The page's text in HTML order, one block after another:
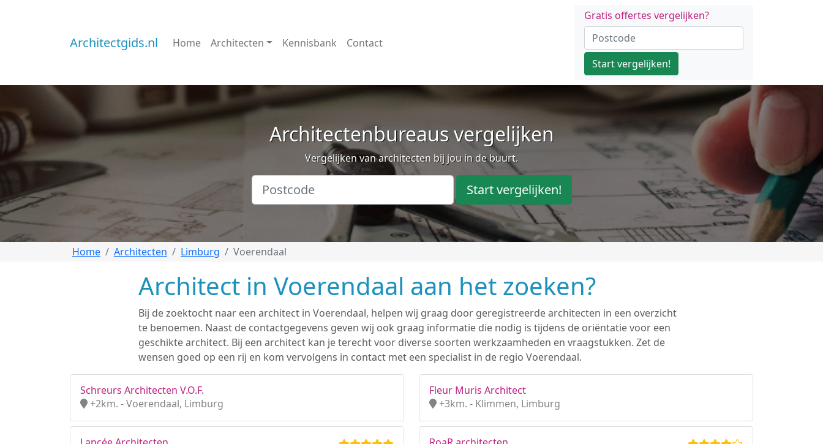
Architectgids.nl Home Architecten Kennisbank Contact
Gratis offertes vergelijken?
Start vergelijken!
Architectenbureaus vergelijken
Vergelijken van architecten bij jou in de buurt.
Start vergelijken!
Home Architecten Limburg Voerendaal
Architect in Voerendaal aan het zoeken?
Bij de zoektocht naar een architect in Voerendaal, helpen wij graag door geregistreerde architecten in een overzicht
te benoemen. Naast de contactgegevens geven wij ook graag informatie die nodig is tijdens de oriëntatie voor een
geschikte architect. Bij een architect kan je terecht voor diverse soorten werkzaamheden en vraagstukken. Zet de
wensen goed op een rij en kom vervolgens in contact met een specialist in de regio Voerendaal.
Schreurs Architecten V.O.F.
+2km. - Voerendaal, Limburg
Fleur Muris Architect
+3km. - Klimmen, Limburg